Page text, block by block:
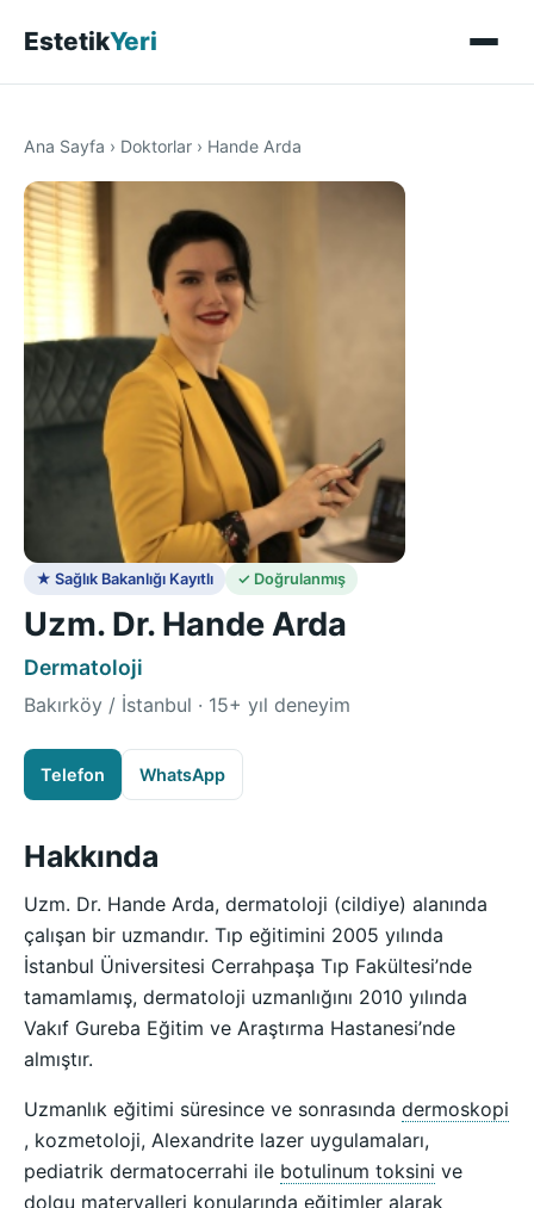
EstetikYeri
Ana Sayfa › Doktorlar › Hande Arda
★ Sağlık Bakanlığı Kayıtlı ✓ Doğrulanmış
Uzm. Dr. Hande Arda
Dermatoloji
Bakırköy / İstanbul · 15+ yıl deneyim
Telefon WhatsApp
Hakkında
Uzm. Dr. Hande Arda, dermatoloji (cildiye) alanında
çalışan bir uzmandır. Tıp eğitimini 2005 yılında
İstanbul Üniversitesi Cerrahpaşa Tıp Fakültesi’nde
tamamlamış, dermatoloji uzmanlığını 2010 yılında
Vakıf Gureba Eğitim ve Araştırma Hastanesi’nde
almıştır.
Uzmanlık eğitimi süresince ve sonrasında dermoskopi
, kozmetoloji, Alexandrite lazer uygulamaları,
pediatrik dermatocerrahi ile botulinum toksini ve
dolgu materyalleri konularında eğitimler alarak